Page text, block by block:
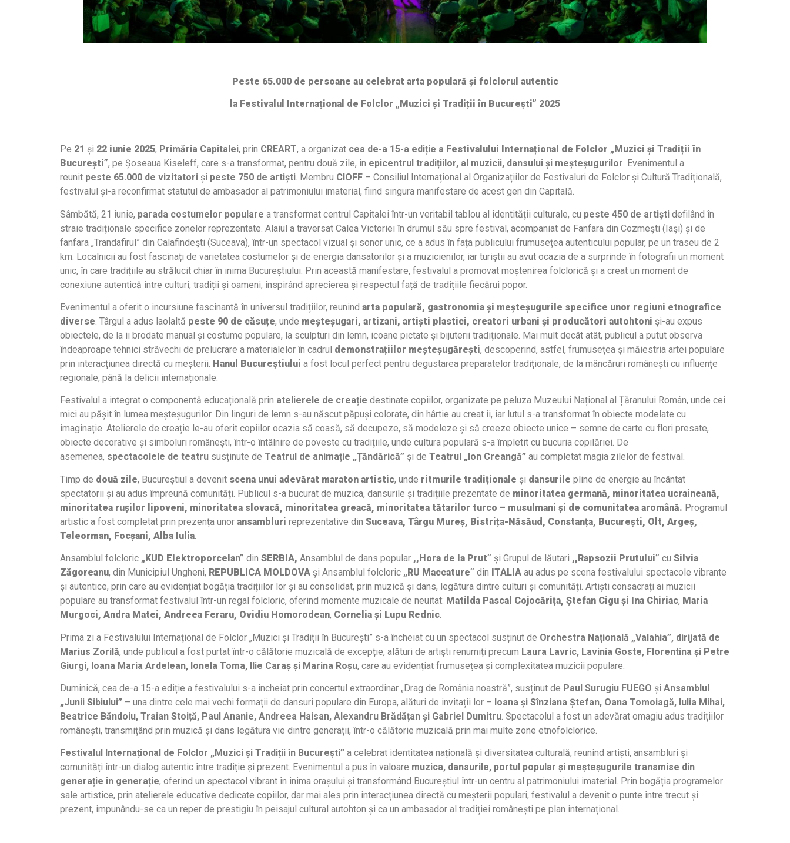
Peste 65.000 de persoane au celebrat arta populară și folclorul autentic
la Festivalul Internațional de Folclor „Muzici și Tradiții în București” 2025
Pe 21 și 22 iunie 2025, Primăria Capitalei, prin CREART, a organizat cea de-a 15-a ediție a Festivalului Internațional de Folclor „Muzici și Tradiții în
București”, pe Șoseaua Kiseleff, care s-a transformat, pentru două zile, în epicentrul tradițiilor, al muzicii, dansului și meșteșugurilor. Evenimentul a
reunit peste 65.000 de vizitatori și peste 750 de artiști. Membru CIOFF – Consiliul Internațional al Organizațiilor de Festivaluri de Folclor și Cultură Tradițională,
festivalul și-a reconfirmat statutul de ambasador al patrimoniului imaterial, fiind singura manifestare de acest gen din Capitală.
Sâmbătă, 21 iunie, parada costumelor populare a transformat centrul Capitalei într-un veritabil tablou al identității culturale, cu peste 450 de artiști defilând în
straie tradiționale specifice zonelor reprezentate. Alaiul a traversat Calea Victoriei în drumul său spre festival, acompaniat de Fanfara din Cozmeşti (Iaşi) și de
fanfara „Trandafirul” din Calafindeşti (Suceava), într-un spectacol vizual și sonor unic, ce a adus în fața publicului frumusețea autenticului popular, pe un traseu de 2
km. Localnicii au fost fascinați de varietatea costumelor și de energia dansatorilor și a muzicienilor, iar turiștii au avut ocazia de a surprinde în fotografii un moment
unic, în care tradițiile au strălucit chiar în inima Bucureștiului. Prin această manifestare, festivalul a promovat moștenirea folclorică și a creat un moment de
conexiune autentică între culturi, tradiții și oameni, inspirând aprecierea și respectul față de tradițiile fiecărui popor.
Evenimentul a oferit o incursiune fascinantă în universul tradițiilor, reunind arta populară, gastronomia și meșteșugurile specifice unor regiuni etnografice
diverse. Târgul a adus laolaltă peste 90 de căsuțe, unde meșteșugari, artizani, artiști plastici, creatori urbani și producători autohtoni și-au expus
obiectele, de la ii brodate manual și costume populare, la sculpturi din lemn, icoane pictate și bijuterii tradiționale. Mai mult decât atât, publicul a putut observa
îndeaproape tehnici străvechi de prelucrare a materialelor în cadrul demonstrațiilor meșteșugărești, descoperind, astfel, frumusețea și măiestria artei populare
prin interacțiunea directă cu meșterii. Hanul Bucureștiului a fost locul perfect pentru degustarea preparatelor tradiționale, de la mâncăruri românești cu influențe
regionale, până la delicii internaționale.
Festivalul a integrat o componentă educațională prin atelierele de creație destinate copiilor, organizate pe peluza Muzeului Național al Țăranului Român, unde cei
mici au pășit în lumea meșteșugurilor. Din linguri de lemn s-au născut păpuși colorate, din hârtie au creat ii, iar lutul s-a transformat în obiecte modelate cu
imaginație. Atelierele de creație le-au oferit copiilor ocazia să coasă, să decupeze, să modeleze și să creeze obiecte unice – semne de carte cu flori presate,
obiecte decorative și simboluri românești, într-o întâlnire de poveste cu tradițiile, unde cultura populară s-a împletit cu bucuria copilăriei. De
asemenea, spectacolele de teatru susținute de Teatrul de animație „Țăndărică” și de Teatrul „Ion Creangă” au completat magia zilelor de festival.
Timp de două zile, Bucureștiul a devenit scena unui adevărat maraton artistic, unde ritmurile tradiționale și dansurile pline de energie au încântat
spectatorii și au adus împreună comunități. Publicul s-a bucurat de muzica, dansurile și tradițiile prezentate de minoritatea germană, minoritatea ucraineană,
minoritatea rușilor lipoveni, minoritatea slovacă, minoritatea greacă, minoritatea tătarilor turco – musulmani și de comunitatea aromână. Programul
artistic a fost completat prin prezența unor ansambluri reprezentative din Suceava, Târgu Mureș, Bistrița-Năsăud, Constanța, București, Olt, Argeș,
Teleorman, Focșani, Alba Iulia.
Ansamblul folcloric „KUD Elektroporcelan” din SERBIA, Аnsаmblul de dans роpular ,,Ноrа de la Рrut” și Grupul de lăutari ,,Rapsozii Рrutului” cu Silvia
Zăgoreanu, din Municipiul Ungheni, REPUBLICA MOLDOVA și Ansamblul folcloric „RU Maccature” din ITALIA au adus pe scena festivalului spectacole vibrante
și autentice, prin care au evidențiat bogăția tradițiilor lor și au consolidat, prin muzică și dans, legătura dintre culturi și comunități. Artiști consacrați ai muzicii
populare au transformat festivalul într-un regal folcloric, oferind momente muzicale de neuitat: Matilda Pascal Cojocărița, Ștefan Cigu și Ina Chiriac, Maria
Murgoci, Andra Matei, Andreea Feraru, Ovidiu Homorodean, Cornelia și Lupu Rednic.
Prima zi a Festivalului Internațional de Folclor „Muzici și Tradiții în București” s-a încheiat cu un spectacol susținut de Orchestra Națională „Valahia”, dirijată de
Marius Zorilă, unde publicul a fost purtat într-o călătorie muzicală de excepție, alături de artiști renumiți precum Laura Lavric, Lavinia Goste, Florentina și Petre
Giurgi, Ioana Maria Ardelean, Ionela Toma, Ilie Caraș și Marina Roșu, care au evidențiat frumusețea și complexitatea muzicii populare.
Duminică, cea de-a 15-a ediție a festivalului s-a încheiat prin concertul extraordinar „Drag de România noastră”, susținut de Paul Surugiu FUEGO și Ansamblul
„Junii Sibiului” – una dintre cele mai vechi formații de dansuri populare din Europa, alături de invitații lor – Ioana și Sînziana Ștefan, Oana Tomoiagă, Iulia Mihai,
Beatrice Băndoiu, Traian Stoiță, Paul Ananie, Andreea Haisan, Alexandru Brădățan și Gabriel Dumitru. Spectacolul a fost un adevărat omagiu adus tradițiilor
românești, transmițând prin muzică și dans legătura vie dintre generații, într-o călătorie muzicală prin mai multe zone etnofolclorice.
Festivalul Internațional de Folclor „Muzici și Tradiții în București” a celebrat identitatea națională și diversitatea culturală, reunind artiști, ansambluri și
comunități într-un dialog autentic între tradiție și prezent. Evenimentul a pus în valoare muzica, dansurile, portul popular și meșteșugurile transmise din
generație în generație, oferind un spectacol vibrant în inima orașului și transformând Bucureștiul într-un centru al patrimoniului imaterial. Prin bogăția programelor
sale artistice, prin atelierele educative dedicate copiilor, dar mai ales prin interacțiunea directă cu meșterii populari, festivalul a devenit o punte între trecut și
prezent, impunându-se ca un reper de prestigiu în peisajul cultural autohton și ca un ambasador al tradiției românești pe plan internațional.